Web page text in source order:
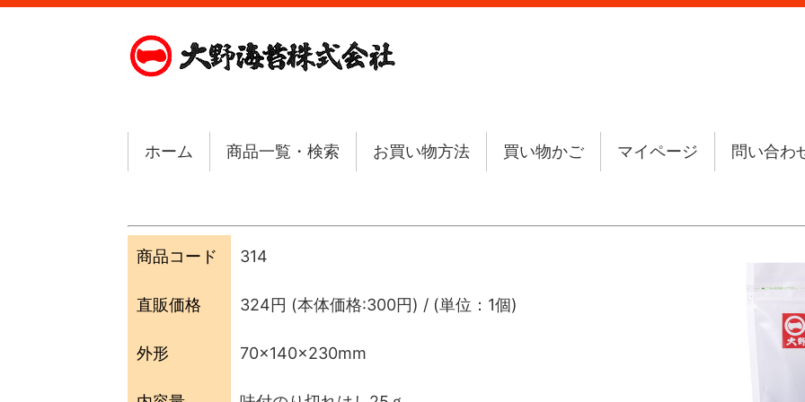
ホーム 商品一覧・検索 お買い物方法 買い物かご マイページ 問い合わ
商品コード 314
直販価格 324円 (本体価格:300円) / (単位：1個)
外形 70×140×230mm